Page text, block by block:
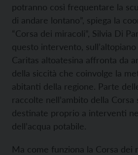
potranno così frequentare la
di andare lontano”, spiega la
“Corsa dei miracoli”, Silvia Di
questo intervento,
Caritas altoatesina affronta da
della siccità che coinvolge la
abitanti della regione. Parte
raccolte nell’ambito della Corsa
destinate proprio a interventi
dell’acqua potabile.
Ma come funziona la Corsa dei